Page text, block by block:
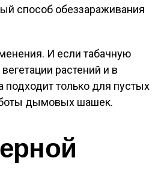
способ обеззараживания
И если табачную
растений и в
только для пустых
дымовых шашек.